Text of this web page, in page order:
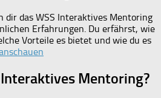
dir das WSS Interaktives Mentoring
Erfahrungen. Du erfährst, wie
Vorteile es bietet und wie du es
Mentoring?